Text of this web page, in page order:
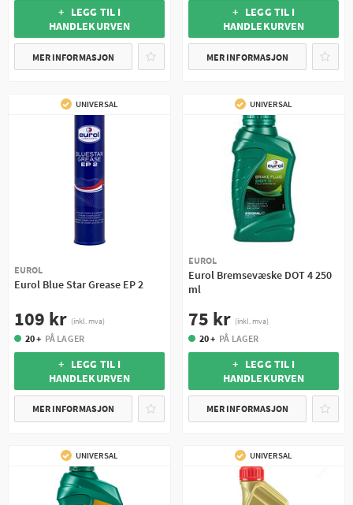
+ LEGG TIL I
HANDLEKURVEN
MER INFORMASJON
+ LEGG TIL I
HANDLEKURVEN
MER INFORMASJON
UNIVERSAL
EUROL
Eurol Blue Star Grease EP 2
109 kr (inkl. mva)
20 + PÅ LAGER
+ LEGG TIL I
HANDLEKURVEN
MER INFORMASJON
UNIVERSAL
EUROL
Eurol Bremsevæske DOT 4 250
ml
75 kr (inkl. mva)
20 + PÅ LAGER
+ LEGG TIL I
HANDLEKURVEN
MER INFORMASJON
UNIVERSAL UNIVERSAL